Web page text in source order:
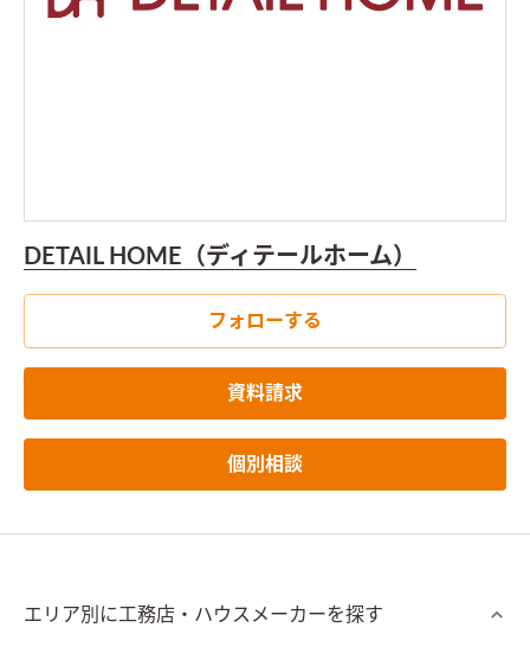
DETAIL HOME（ディテールホーム）
フォローする
資料請求
個別相談
エリア別に工務店・ハウスメーカーを探す